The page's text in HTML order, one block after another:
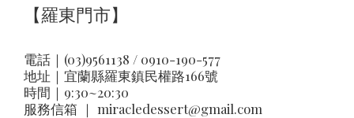
【羅東門市】
電話｜(03)9561138 / 0910-190-577
地址｜ 宜蘭縣羅東鎮民權路166號
時間｜9:30~20:30
服務信箱 ｜ miracledessert@gmail.com